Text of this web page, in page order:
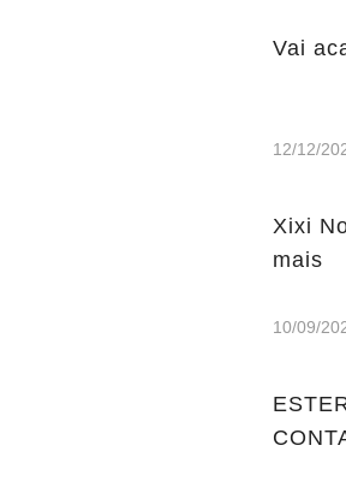
Vai
12/12/
Xixi
mais
10/09/